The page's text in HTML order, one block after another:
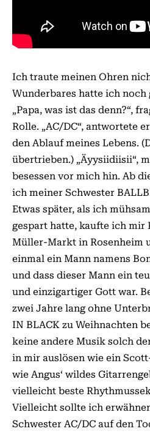
Ich traute meinen Ohren
Wunderbares hatte ich noch
„Papa, was ist das denn?“,
Rolle. „AC/DC“, antwortete
den Ablauf meines Lebens.
übertrieben.) „Äyysiidiisii“,
besessen vor mich hin. Ab
ich meiner Schwester
Etwas später, als ich
gespart hatte, kaufte ich mir
Müller-Markt in Rosenheim
einmal ein Mann namens
und dass dieser Mann ein
und einzigartiger Gott war.
zwei Jahre lang ohne
IN BLACK zu Weihnachten
keine andere Musik solch
in mir auslösen wie ein
wie Angus‘ wildes
vielleicht beste
Vielleicht sollte ich
Schwester AC/DC auf den